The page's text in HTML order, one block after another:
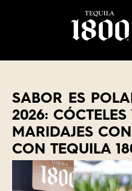
SABOR ES
2026: CÓCTELES
MARIDAJES
CON TEQUILA